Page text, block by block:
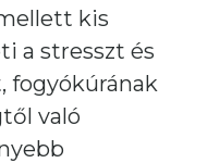
kis
a stresszt és
fogyókúrának
való